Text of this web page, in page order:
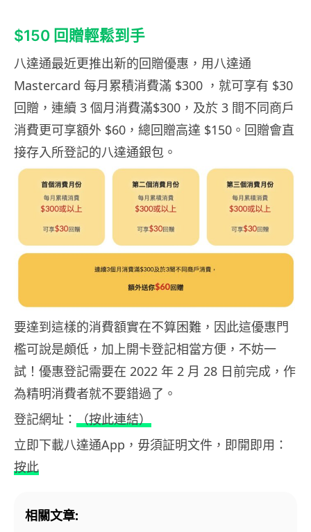
$150 回贈輕鬆到手
八達通最近更推出新的回贈優惠，用八達通
Mastercard 每月累積消費滿 $300 ，就可享有 $30
回贈，連續 3 個月消費滿$300，及於 3 間不同商戶
消費更可享額外 $60，總回贈高達 $150。回贈會直
接存入所登記的八達通銀包。
要達到這樣的消費額實在不算困難，因此這優惠門
檻可說是頗低，加上開卡登記相當方便，不妨一
試！優惠登記需要在 2022 年 2 月 28 日前完成，作
為精明消費者就不要錯過了。
登記網址： （按此連結）
立即下載八達通App，毋須証明文件，即開即用：
按此
相關文章: